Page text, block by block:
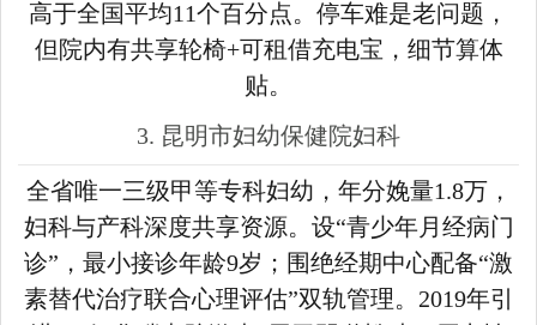
高于全国平均11个百分点。停车难是老问题，
但院内有共享轮椅+可租借充电宝，细节算体
贴。
3. 昆明市妇幼保健院妇科
全省唯一三级甲等专科妇幼，年分娩量1.8万，
妇科与产科深度共享资源。设“青少年月经病门
诊”，最小接诊年龄9岁；围绝经期中心配备“激
素替代治疗联合心理评估”双轨管理。2019年引